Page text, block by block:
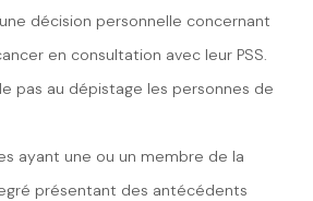
décision personnelle concernant
en consultation avec leur PSS
pas au dépistage les personnes de
ayant une ou un membre de la
présentant des antécédents